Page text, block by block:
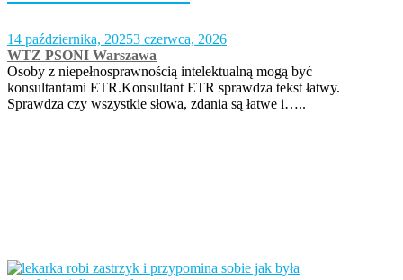
14 października, 20253 czerwca, 2026
WTZ PSONI Warszawa
Osoby z niepełnosprawnością intelektualną mogą być
konsultantami ETR.Konsultant ETR sprawdza tekst łatwy.
Sprawdza czy wszystkie słowa, zdania są łatwe i…..